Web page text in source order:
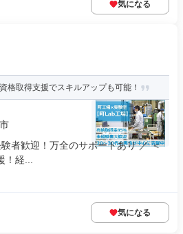
気になる
格取得支援でスキルアップも可能！
者歓迎！万全のサポートあり ／ ＜
経...
気になる